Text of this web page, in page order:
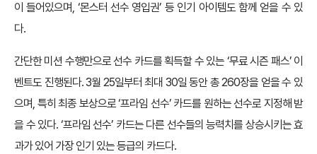
이 들어있으며, ‘몬스터 선수 영입권’ 등 인기 아이템도 함께 얻을 수 있
다.
간단한 미션 수행만으로 선수 카드를 획득할 수 있는 ‘무료 시즌 패스’ 이
벤트도 진행된다. 3월 25일부터 최대 30일 동안 총 260장을 얻을 수 있
으며, 특히 최종 보상으로 ‘프라임 선수’ 카드를 원하는 선수로 지정해 받
을 수 있다. ‘프라임 선수’ 카드는 다른 선수들의 능력치를 상승시키는 효
과가 있어 가장 인기 있는 등급의 카드다.